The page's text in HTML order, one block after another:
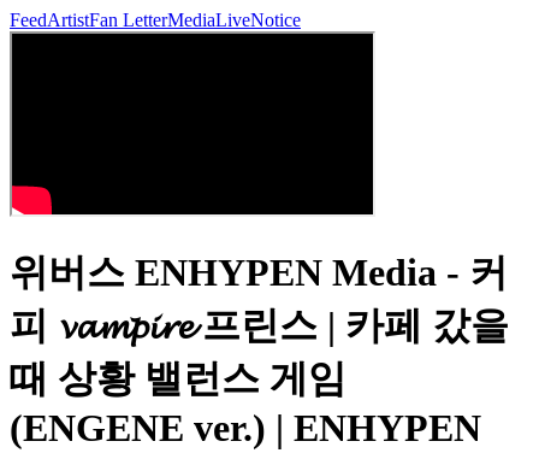
FeedArtistFan LetterMediaLiveNotice
위버스 ENHYPEN Media - 커
피 𝓿𝓪𝓶𝓹𝓲𝓻𝓮 프린스 | 카페 갔을
때 상황 밸런스 게임
(ENGENE ver.) | ENHYPEN